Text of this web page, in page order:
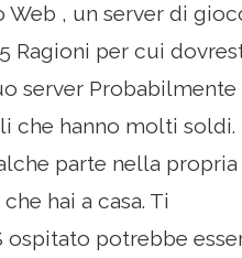
, un server di
Ragioni per cui
server Probabilmente
che hanno molti soldi.
parte nella propria
hai a casa. Ti
ospitato potrebbe